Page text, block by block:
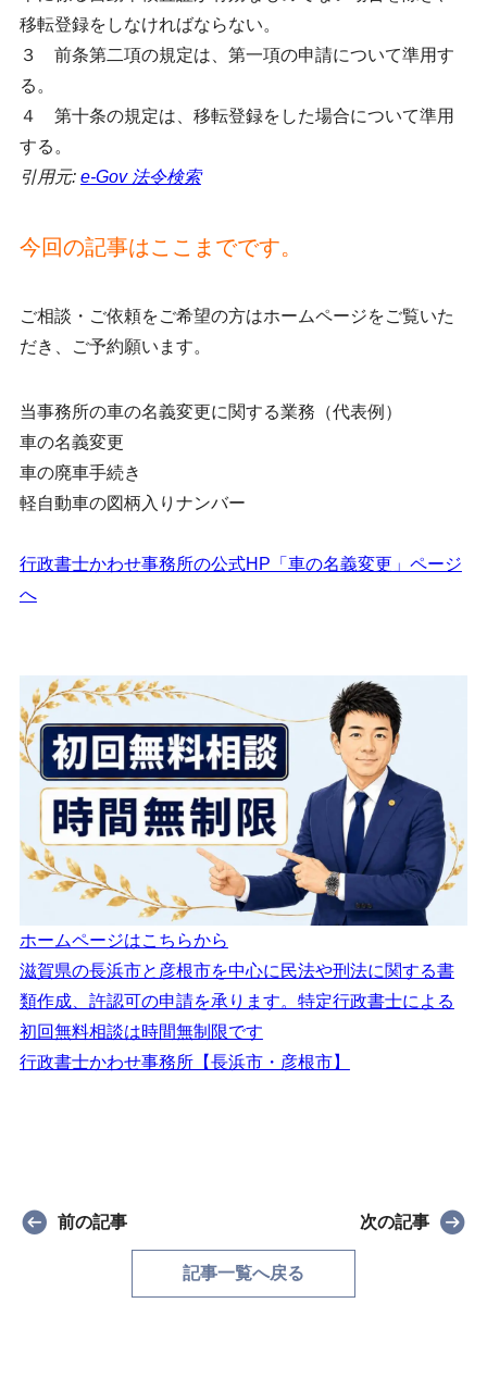
移転登録をしなければならない。
３ 前条第二項の規定は、第一項の申請について準用す
る。
４ 第十条の規定は、移転登録をした場合について準用
する。
引用元: e-Gov 法令検索
今回の記事はここまでです。
ご相談・ご依頼をご希望の方はホームページをご覧いた
だき、ご予約願います。
当事務所の車の名義変更に関する業務（代表例）
車の名義変更
車の廃車手続き
軽自動車の図柄入りナンバー
行政書士かわせ事務所の公式HP「車の名義変更」ページ
へ
ホームページはこちらから
滋賀県の長浜市と彦根市を中心に民法や刑法に関する書
類作成、許認可の申請を承ります。特定行政書士による
初回無料相談は時間無制限です
行政書士かわせ事務所【長浜市・彦根市】
前の記事
記事一覧へ戻る
次の記事